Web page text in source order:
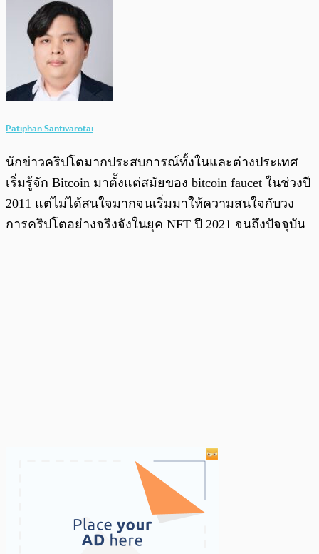
Patiphan Santivarotai
นักข่าวคริปโตมากประสบการณ์ทั้งในและต่างประเทศ
เริ่มรู้จัก Bitcoin มาตั้งแต่สมัยของ bitcoin faucet ในช่วงปี
2011 แต่ไม่ได้สนใจมากจนเริ่มมาให้ความสนใจกับวง
การคริปโตอย่างจริงจังในยุค NFT ปี 2021 จนถึงปัจจุบัน